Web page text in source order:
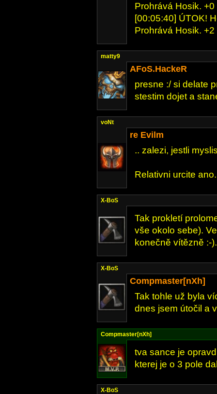
Prohrává Hosik. +0
[00:05:40] ÚTOK!
Prohrává Hosik. +2
matty9
AFoS.HackeR
presne :/ si delate
stestim dojet a
voNt
re Evilm
.. zalezi, jestli
Relativni urcite
X-BoS
Tak prokletí
vše okolo sebe).
konečně vítězně :-).
X-BoS
Compmaster[nXh]
Tak tohle už byla
dnes jsem útočil a
Compmaster[nXh]
tva sance je
kterej je o 3 pole
X-BoS